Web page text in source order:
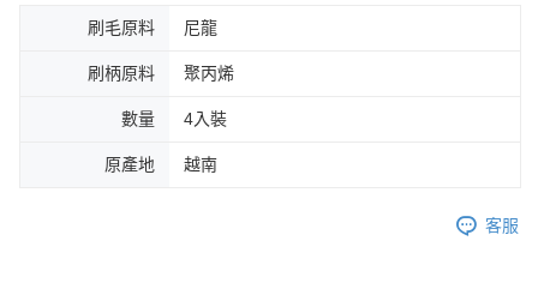
刷毛原料 尼龍
刷柄原料 聚丙烯
數量 4入裝
原產地 越南
客服